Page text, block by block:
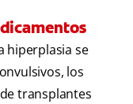
hiperplasia se
los
transplantes